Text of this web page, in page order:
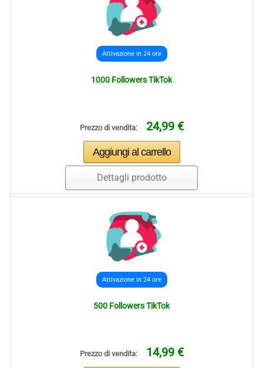
Attivazione in 24 ore
1000 Followers TikTok
Prezzo di vendita: 24,99 €
Dettagli prodotto
Attivazione in 24 ore
500 Followers TikTok
Prezzo di vendita: 14,99 €